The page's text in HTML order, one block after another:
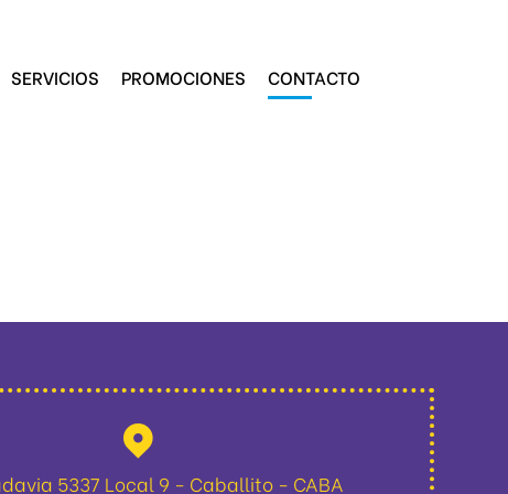
SERVICIOS PROMOCIONES CONTACTO
5337 Local 9 - Caballito - CABA